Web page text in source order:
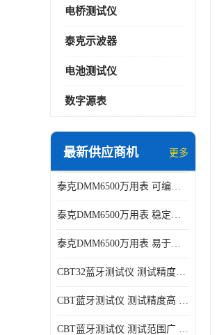
电桥测试仪
泰克示波器
电池测试仪
数字源表
最新供应商机 更多
泰克DMM6500万用表 可编程性强 多种接口
泰克DMM6500万用表 稳定性高 精度高
泰克DMM6500万用表 易于操作 操作简便
CBT32蓝牙测试仪 测试精度高 灵活性高 多功能性
CBT蓝牙测试仪 测试精度高 兼容性强 使用寿命较长
CBT蓝牙测试仪 测试范围广 稳定性好